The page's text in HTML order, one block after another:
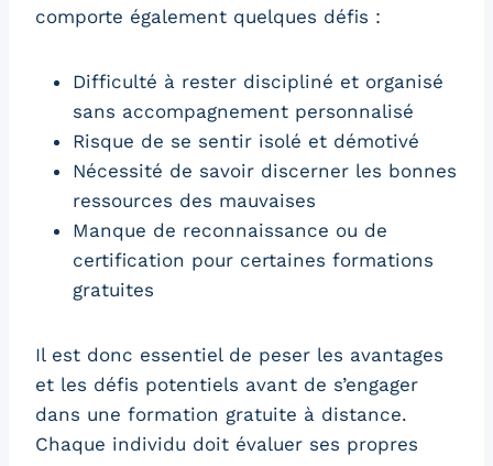
comporte également quelques défis :
Difficulté à rester discipliné et organisé
sans accompagnement personnalisé
Risque de se sentir isolé et démotivé
Nécessité de savoir discerner les bonnes
ressources des mauvaises
Manque de reconnaissance ou de
certification pour certaines formations
gratuites
Il est donc essentiel de peser les avantages
et les défis potentiels avant de s’engager
dans une formation gratuite à distance.
Chaque individu doit évaluer ses propres